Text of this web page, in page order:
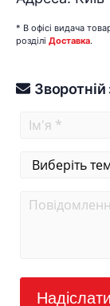
* В офісі видача
розділі Доставка.
Зворотній
Надіслати